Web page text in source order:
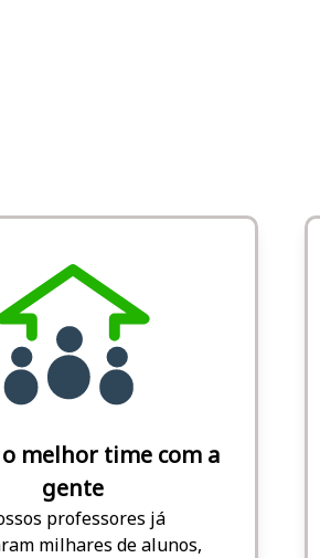
melhor time com a
gente
professores já
milhares de alunos,